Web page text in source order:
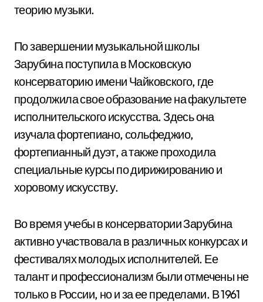
теорию музыки.
По завершении музыкальной школы
Зарубина поступила в Московскую
консерваторию имени Чайковского, где
продолжила свое образование на факультете
исполнительского искусства. Здесь она
изучала фортепиано, сольфеджио,
фортепианный дуэт, а также проходила
специальные курсы по дирижированию и
хоровому искусству.
Во время учебы в консерватории Зарубина
активно участвовала в различных конкурсах и
фестивалях молодых исполнителей. Ее
талант и профессионализм были отмечены не
только в России, но и за ее пределами. В 1961